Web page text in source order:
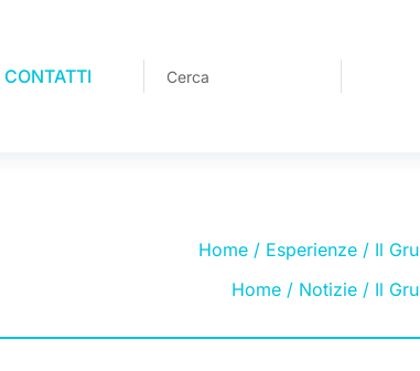
CONTATTI
Home / Esperienze / Il
Home / Notizie / Il